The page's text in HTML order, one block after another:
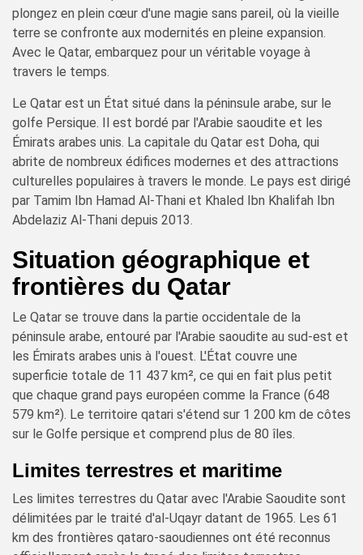
plongez en plein cœur d'une magie sans pareil, où la vieille
terre se confronte aux modernités en pleine expansion.
Avec le Qatar, embarquez pour un véritable voyage à
travers le temps.
Le Qatar est un État situé dans la péninsule arabe, sur le
golfe Persique. Il est bordé par l'Arabie saoudite et les
Émirats arabes unis. La capitale du Qatar est Doha, qui
abrite de nombreux édifices modernes et des attractions
culturelles populaires à travers le monde. Le pays est dirigé
par Tamim Ibn Hamad Al-Thani et Khaled Ibn Khalifah Ibn
Abdelaziz Al-Thani depuis 2013.
Situation géographique et
frontières du Qatar
Le Qatar se trouve dans la partie occidentale de la
péninsule arabe, entouré par l'Arabie saoudite au sud-est et
les Émirats arabes unis à l'ouest. L'État couvre une
superficie totale de 11 437 km², ce qui en fait plus petit
que chaque grand pays européen comme la France (648
579 km²). Le territoire qatari s'étend sur 1 200 km de côtes
sur le Golfe persique et comprend plus de 80 îles.
Limites terrestres et maritime
Les limites terrestres du Qatar avec l'Arabie Saoudite sont
délimitées par le traité d'al-Uqayr datant de 1965. Les 61
km des frontières qataro-saoudiennes ont été reconnus